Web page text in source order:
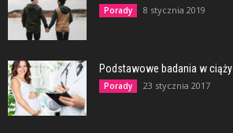
Porady 8 stycznia 2019
Podstawowe badania w ciąży
Porady 23 stycznia 2017